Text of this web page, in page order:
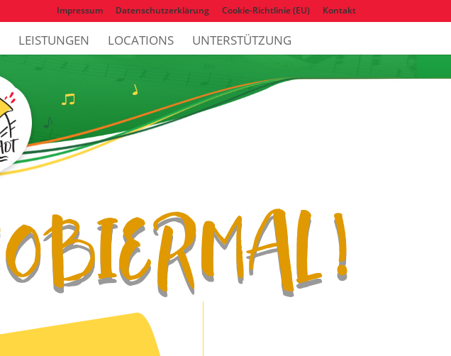
Impressum Datenschutzerklärung Cookie-Richtlinie (EU) Kontakt
LEISTUNGEN LOCATIONS UNTERSTÜTZUNG